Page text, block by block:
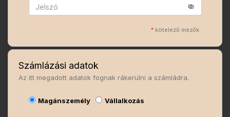
* kötelező mezők
Számlázási adatok
Az itt megadott adatok fognak rákerülni a számládra.
Magánszemély Vállalkozás